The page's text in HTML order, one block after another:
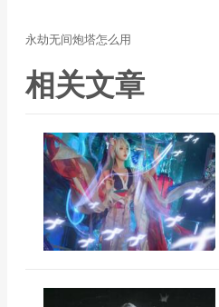
永劫无间炮塔怎么用
相关文章